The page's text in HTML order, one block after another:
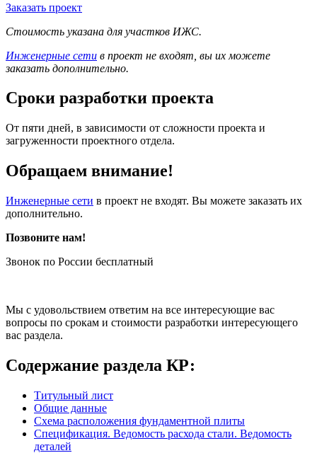
Заказать проект
Стоимость указана для участков ИЖС.
Инженерные сети в проект не входят, вы их можете
заказать дополнительно.
Сроки разработки проекта
От пяти дней, в зависимости от сложности проекта и
загруженности проектного отдела.
Обращаем внимание!
Инженерные сети в проект не входят. Вы можете заказать их
дополнительно.
Позвоните нам!
Звонок по России бесплатный
Мы с удовольствием ответим на все интересующие вас
вопросы по срокам и стоимости разработки интересующего
вас раздела.
Содержание раздела КР:
Титульный лист
Общие данные
Схема расположения фундаментной плиты
Спецификация. Ведомость расхода стали. Ведомость
деталей